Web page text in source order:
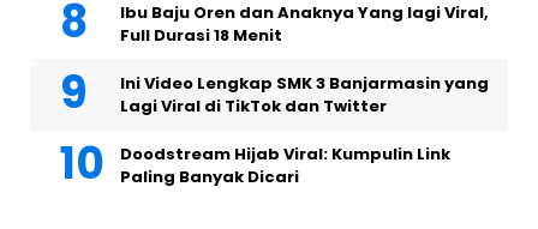
Ibu Baju Oren dan Anaknya Yang lagi Viral,
Full Durasi 18 Menit
Ini Video Lengkap SMK 3 Banjarmasin yang
Lagi Viral di TikTok dan Twitter
Doodstream Hijab Viral: Kumpulin Link
Paling Banyak Dicari